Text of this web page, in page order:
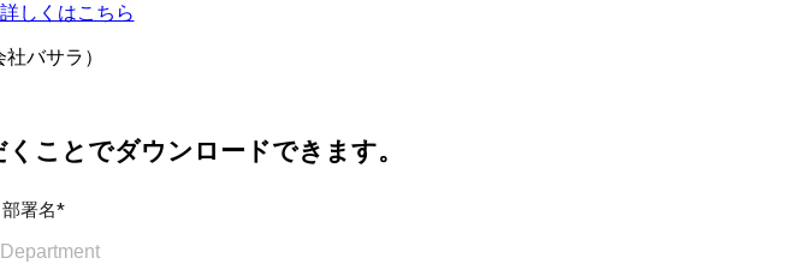
しくはこちら
社バサラ）
ことでダウンロードできます。
部署名*